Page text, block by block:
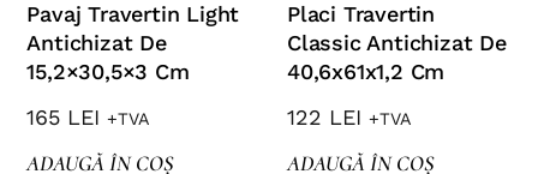
Pavaj Travertin Light
Antichizat De
15,2×30,5×3 Cm
165 LEI +TVA
ADAUGĂ ÎN COȘ
Placi Travertin
Classic Antichizat De
40,6x61x1,2 Cm
122 LEI +TVA
ADAUGĂ ÎN COȘ